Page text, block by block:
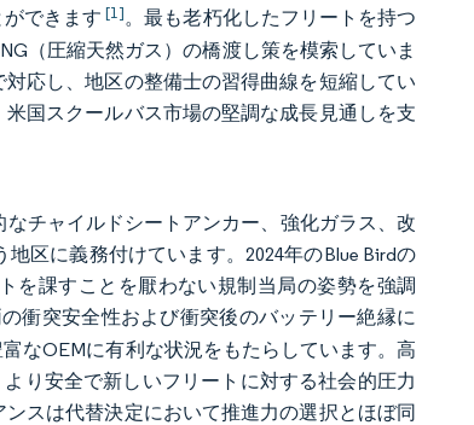
ができます[1]。最も老朽化したフリートを持つ
（圧縮天然ガス）の橋渡し策を模索していま
応し、地区の整備士の習得曲線を短縮してい
国スクールバス市場の堅調な成長見通しを支
チャイルドシートアンカー、強化ガラス、改
区に義務付けています。2024年のBlue Birdの
を課すことを厭わない規制当局の姿勢を強調
衝突安全性および衝突後のバッテリー絶縁に
なOEMに有利な状況をもたらしています。高
り安全で新しいフリートに対する社会的圧力
スは代替決定において推進力の選択とほぼ同